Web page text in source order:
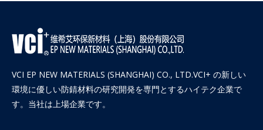
VCI EP NEW MATERIALS (SHANGHAI) CO., LTD.VCI+ の新しい
環境に優しい防錆材料の研究開発を専門とするハイテク企業で
す。当社は上場企業です。